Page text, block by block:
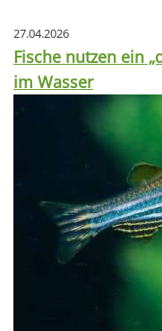
27.04.2026
Fische nutzen ein
im Wasser